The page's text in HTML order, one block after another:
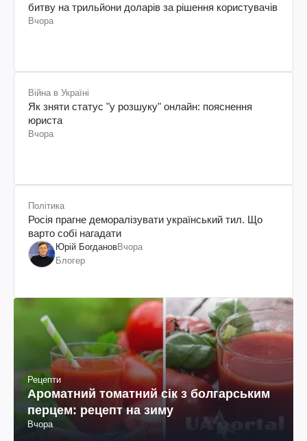
битву на трильйони доларів за рішення користувачів
Вчора
Війна в Україні
Як зняти статус "у розшуку" онлайн: пояснення
юриста
Вчора
Політика
Росія прагне деморалізувати український тил. Що
варто собі нагадати
Юрій БогдановВчора
Блогер
Рецепти
Ароматний томатний сік з болгарським
перцем: рецепт на зиму
Вчора